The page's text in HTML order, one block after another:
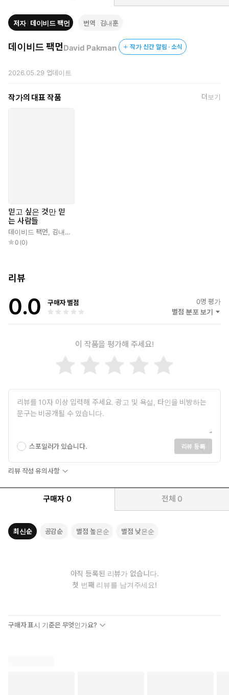
론과 뉴미디어의 문제 등을 통합적으로 살피며, 에코 체임버에서 벗
어나 리터러시를 키우고 민주 시민으로 거듭나야 할 이유와 방법들
을 안내한다. “결코 남의 이야기 같지 않다”(정준희 추천사)는 말처
럼, 한국 사회에도 날카로운 경고와 대안이 될 영감을 동시에 안겨
주는 책이다.
“복지는 낭비다!” “기후위기는 거짓말이다!”
명백한 팩트를 눈앞에 보여줘도 절대 믿지 않는 사람들, 대체 왜 이
미디어 알고리즘이 어떻게 대중의 인지적 취약성을 파고들어 ‘믿고
싶은 것만 믿는’ 세상을 완성했는지 그 메커니즘을 낱낱이 해부한다.
저자는 미국 사회가 ‘탈진실’(Post-Truth) 속에 안주하게 되어버
린 원인을 다각도로 짚는다. 대의제를 심각하게 왜곡하는 입법 제
는 정당정치, 기업형 미디어가 필요로 하는 언론 소비 등이 그것
개개인은 극단적인 진영논리와 정치혐오 중에서 양자택일할 것
을 강요받게 된다.
공교육 강화, 비판적 사고, 미디어 리터러시 향상
팩먼은 잘못된 정보와 반지성주의가 단순한 부작용이 아니라, 대
중의 의견을 인위적으로 조작하기 위해 정교하게 기획된 동력이
고발하며, 외로움과 소속감에 목말라 각자도생의 ‘버블’에 갇힌
채 서로를 적대시하는 현대 사회의 민낯을 밝힌다.
이 책의 장점은 구체적인 대안 제시에 있다. 무비판적인 정보 수용을
막는 미디어 리터러시의 향상, 자신이 틀릴 수 있음을 인정하는 ‘지적
겸손함’의 배양, 그리고 필터 버블을 깨기 위해 나와 다른 관점의 매
체를 의식적으로 찾아보는 노력 등이 시급하다. 뉴미디어 언론들의
플랫폼으로서의 책임감도 중요한 요소다. 내가 아끼고 사랑하는 주
변 사람들이 확증편향의 늪에서 헤매고 있다면 이 책이 전하는 생생
한 경험과 구체적인 대안에 귀를 기울여야 한다. 알고리즘이 유도하
는 정보 속에서 중심을 잡고 비판적 사고를 회복하고자 하는 현대인
들에게 이 책은 뻔한 진실을 넘어 행동으로 나아갈 수 있도록 돕는
명확한 길잡이가 되어줄 것이다.
쉽고 친절하며 구체적이다. 원문도 그렇고 번역문도 그렇다. 미
국이 왜 이렇게 엉망진창인지를 미국인들에게 알려주기 위해 쓰
었는지도 이해할 수 있게 해준다. 미디어의 최전선에 선 저자가
“원칙에 기반을 두어 의미 있는 논의를 이끄는 책임”을 강조하는
저자 데이비드 팩먼 번역 김내훈
데이비드 팩먼David Pakman 작가 신간 알림 · 소식
2026.05.29 업데이트
작가의 대표 작품 더보기
믿고 싶은 것만 믿
는 사람들
데이비드 팩먼, 김내훈
0 (0)
리뷰
0.0 구매자 별점 0명 평가
별점 분포 보기
이 작품을 평가해 주세요!
스포일러가 있습니다. 리뷰 등록
리뷰 작성 유의사항
구매자 0 전체 0
최신순 공감순 별점 높은순 별점 낮은순
아직 등록된 리뷰가 없습니다.
첫 번째 리뷰를 남겨주세요!
구매자 표시 기준은 무엇인가요?